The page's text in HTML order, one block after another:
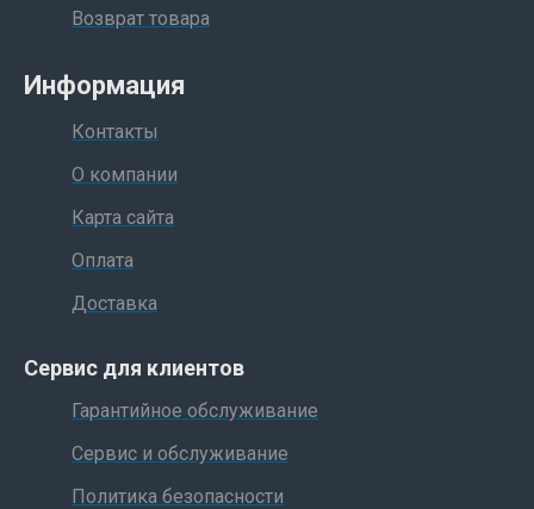
Возврат товара
Информация
Контакты
О компании
Карта сайта
Оплата
Доставка
Сервис для клиентов
Гарантийное обслуживание
Сервис и обслуживание
Политика безопасности